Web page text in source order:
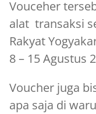
Vouceher
alat transaksi
Rakyat
8 – 15 Agustus
Voucher juga
apa saja di